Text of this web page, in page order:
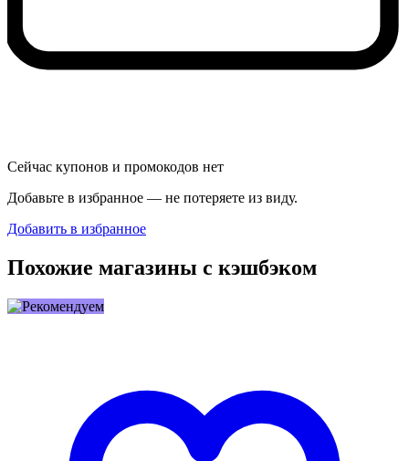
Сейчас купонов и промокодов нет
Добавьте в избранное — не потеряете из виду.
Добавить в избранное
Похожие магазины с кэшбэком